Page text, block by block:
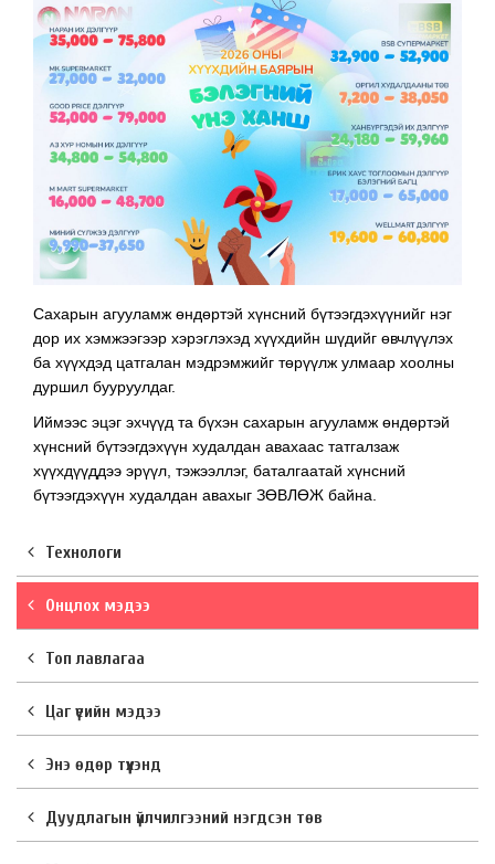
Сахарын агууламж өндөртэй хүнсний бүтээгдэхүүнийг нэг
дор их хэмжээгээр хэрэглэхэд хүүхдийн шүдийг өвчлүүлэх
ба хүүхдэд цатгалан мэдрэмжийг төрүүлж улмаар хоолны
дуршил бууруулдаг.
Иймээс эцэг эхчүүд та бүхэн сахарын агууламж өндөртэй
хүнсний бүтээгдэхүүн худалдан авахаас татгалзаж
хүүхдүүддээ эрүүл, тэжээллэг, баталгаатай хүнсний
бүтээгдэхүүн худалдан авахыг ЗӨВЛӨЖ байна.
Технологи
Онцлох мэдээ
Топ лавлагаа
Цаг үеийн мэдээ
Энэ өдөр түүхэнд
Дуудлагын үйлчилгээний нэгдсэн төв